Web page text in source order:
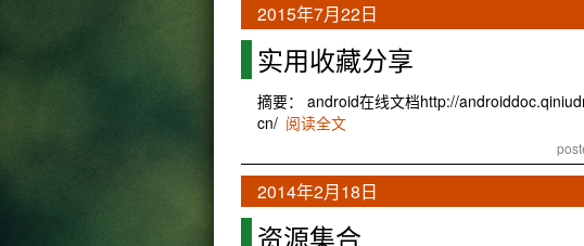
2015年7月22日
实用收藏分享
摘要： android在线文档http://
cn/ 阅读全文
2014年2月18日
资源集合